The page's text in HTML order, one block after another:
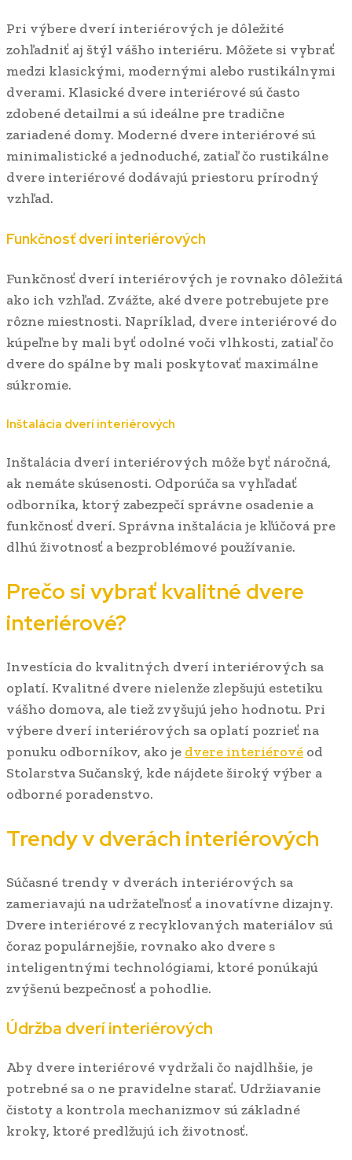
Pri výbere dverí interiérových je dôležité
zohľadniť aj štýl vášho interiéru. Môžete si vybrať
medzi klasickými, modernými alebo rustikálnymi
dverami. Klasické dvere interiérové sú často
zdobené detailmi a sú ideálne pre tradične
zariadené domy. Moderné dvere interiérové sú
minimalistické a jednoduché, zatiaľ čo rustikálne
dvere interiérové dodávajú priestoru prírodný
vzhľad.
Funkčnosť dverí interiérových
Funkčnosť dverí interiérových je rovnako dôležitá
ako ich vzhľad. Zvážte, aké dvere potrebujete pre
rôzne miestnosti. Napríklad, dvere interiérové do
kúpeľne by mali byť odolné voči vlhkosti, zatiaľ čo
dvere do spálne by mali poskytovať maximálne
súkromie.
Inštalácia dverí interiérových
Inštalácia dverí interiérových môže byť náročná,
ak nemáte skúsenosti. Odporúča sa vyhľadať
odborníka, ktorý zabezpečí správne osadenie a
funkčnosť dverí. Správna inštalácia je kľúčová pre
dlhú životnosť a bezproblémové používanie.
Prečo si vybrať kvalitné dvere
interiérové?
Investícia do kvalitných dverí interiérových sa
oplatí. Kvalitné dvere nielenže zlepšujú estetiku
vášho domova, ale tiež zvyšujú jeho hodnotu. Pri
výbere dverí interiérových sa oplatí pozrieť na
ponuku odborníkov, ako je dvere interiérové od
Stolarstva Sučanský, kde nájdete široký výber a
odborné poradenstvo.
Trendy v dverách interiérových
Súčasné trendy v dverách interiérových sa
zameriavajú na udržateľnosť a inovatívne dizajny.
Dvere interiérové z recyklovaných materiálov sú
čoraz populárnejšie, rovnako ako dvere s
inteligentnými technológiami, ktoré ponúkajú
zvýšenú bezpečnosť a pohodlie.
Údržba dverí interiérových
Aby dvere interiérové vydržali čo najdlhšie, je
potrebné sa o ne pravidelne starať. Udržiavanie
čistoty a kontrola mechanizmov sú základné
kroky, ktoré predlžujú ich životnosť.